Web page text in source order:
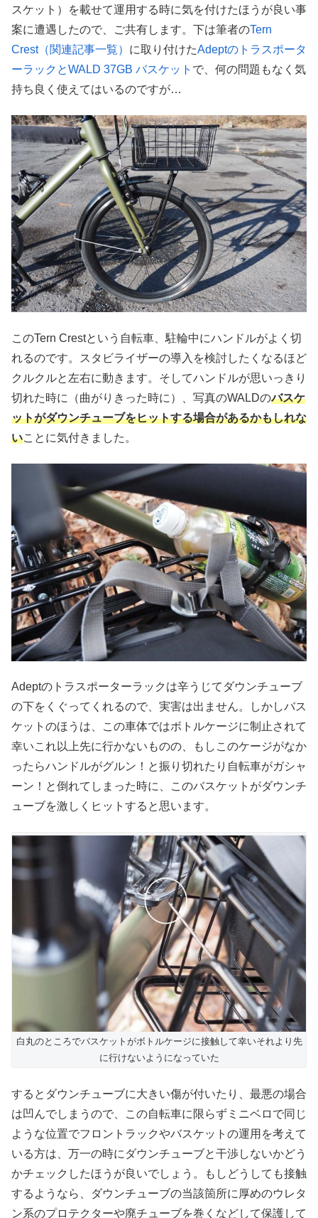
スケット）を載せて運用する時に気を付けたほうが良い事
案に遭遇したので、ご共有します。下は筆者のTern
Crest（関連記事一覧） に取り付けたAdeptのトラスポータ
ーラックとWALD 37GB バスケット で、何の問題もなく気
持ち良く使えてはいるのですが…
このTern Crestという自転車、駐輪中にハンドルがよく切
れるのです。スタビライザーの導入を検討したくなるほど
クルクルと左右に動きます。そしてハンドルが思いっきり
切れた時に（曲がりきった時に）、写真のWALDのバスケ
ットがダウンチューブをヒットする場合があるかもしれな
いことに気付きました。
Adeptのトラスポーターラックは辛うじてダウンチューブ
の下をくぐってくれるので、実害は出ません。しかしバス
ケットのほうは、この車体ではボトルケージに制止されて
幸いこれ以上先に行かないものの、もしこのケージがなか
ったらハンドルがグルン！と振り切れたり自転車がガシャ
ーン！と倒れてしまった時に、このバスケットがダウンチ
ューブを激しくヒットすると思います。
白丸のところでバスケットがボトルケージに接触して幸いそれより先
に行けないようになっていた
するとダウンチューブに大きい傷が付いたり、最悪の場合
は凹んでしまうので、この自転車に限らずミニベロで同じ
ような位置でフロントラックやバスケットの運用を考えて
いる方は、万一の時にダウンチューブと干渉しないかどう
かチェックしたほうが良いでしょう。もしどうしても接触
するようなら、ダウンチューブの当該箇所に厚めのウレタ
ン系のプロテクターや廃チューブを巻くなどして保護して